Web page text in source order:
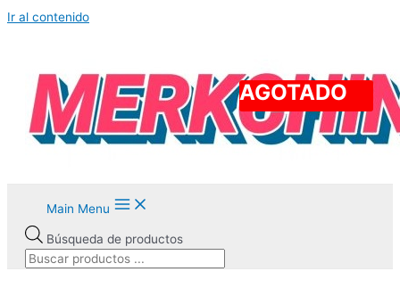
Ir al contenido
Main Menu
Búsqueda de productos
AGOTADO